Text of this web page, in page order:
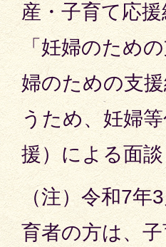
産・子育て応
「妊婦のため
婦のための支
うため、妊婦
援）による面
（注）令和7
育者の方は、